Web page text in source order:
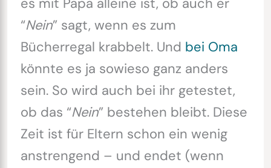
“Nein” sagt, wenn es zum
Bücherregal krabbelt. Und bei Oma
könnte es ja sowieso ganz anders
sein. So wird auch bei ihr getestet,
ob das “Nein” bestehen bleibt. Diese
Zeit ist für Eltern schon ein wenig
anstrengend – und endet (wenn